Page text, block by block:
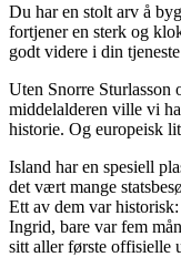
Du har en stolt arv å
fortjener en sterk og
godt videre i din
Uten Snorre Sturlasson
middelalderen ville vi
historie. Og europeisk
Island har en spesiell
det vært mange
Ett av dem var
Ingrid, bare var fem
sitt aller første offisielle